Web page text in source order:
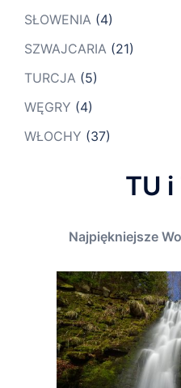
SŁOWENIA (4)
SZWAJCARIA (21)
TURCJA (5)
WĘGRY (4)
WŁOCHY (37)
TU i
Najpiękniejsze